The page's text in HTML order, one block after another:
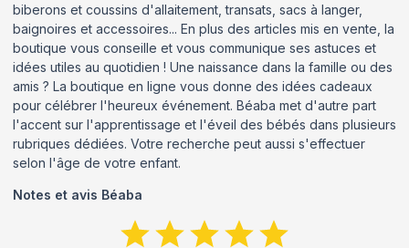
biberons et coussins d'allaitement, transats, sacs à langer,
baignoires et accessoires... En plus des articles mis en vente, la
boutique vous conseille et vous communique ses astuces et
idées utiles au quotidien ! Une naissance dans la famille ou des
amis ? La boutique en ligne vous donne des idées cadeaux
pour célébrer l'heureux événement. Béaba met d'autre part
l'accent sur l'apprentissage et l'éveil des bébés dans plusieurs
rubriques dédiées. Votre recherche peut aussi s'effectuer
selon l'âge de votre enfant.
Notes et avis Béaba